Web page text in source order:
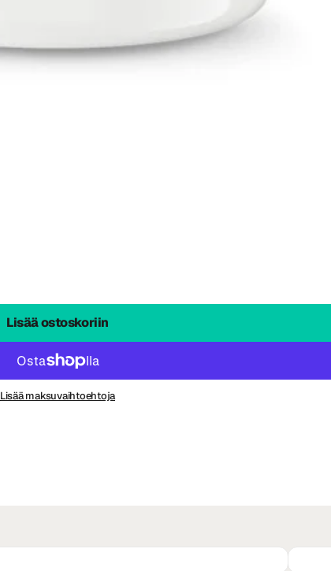
Lisää ostoskoriin
Lisää maksuvaihtoehtoja